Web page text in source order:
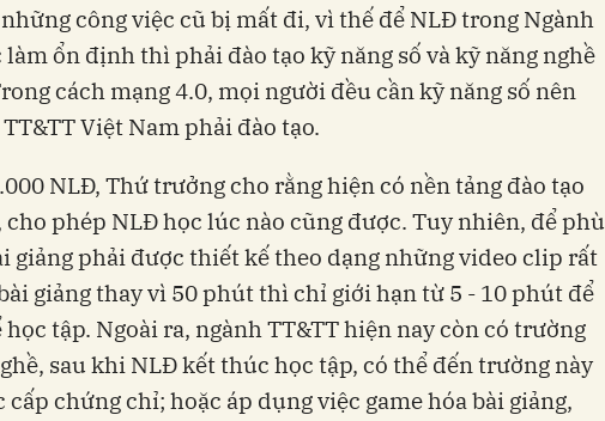
công việc cũ bị mất đi, vì thế để NLĐ trong Ngành
làm ổn định thì phải đào tạo kỹ năng số và kỹ năng nghề
cách mạng 4.0, mọi người đều cần kỹ năng số nên
Việt Nam phải đào tạo.
NLĐ, Thứ trưởng cho rằng hiện có nền tảng đào tạo
phép NLĐ học lúc nào cũng được. Tuy nhiên, để phù
giảng phải được thiết kế theo dạng những video clip rất
giảng thay vì 50 phút thì chỉ giới hạn từ 5 - 10 phút để
tập. Ngoài ra, ngành TT&TT hiện nay còn có trường
sau khi NLĐ kết thúc học tập, có thể đến trường này
chứng chỉ; hoặc áp dụng việc game hóa bài giảng,